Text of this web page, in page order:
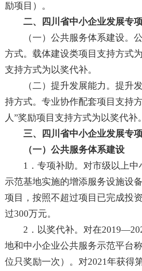
励项目）。
二、四川省中小企业发展专项
（一）公共服务体系建设。公
方式。载体建设类项目支持方式
支持方式为以奖代补。
（二）提升发展能力。提升发
持方式。专业协作配套项目支持
人”奖励项目支持方式为以奖代补
三、四川省中小企业发展专
（一）公共服务体系建设
1．专项补助。对市级以上
示范基地实施的增添服务设施设
项目，按照不超过项目已完成投
过300万元。
2．以奖代补。对在
地和中小企业公共服务示范平台
位只奖励一次）。对2021年获得